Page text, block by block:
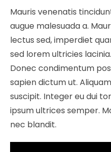
Mauris venenatis
augue malesuada a.
lectus sed, imperdiet
sed lorem ultricies
Donec condimentum
sapien dictum ut.
suscipit. Integer eu dui
ipsum ultrices semper.
nec blandit.